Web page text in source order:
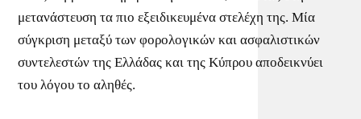
μετανάστευση τα πιο εξειδικευμένα στελέχη της. Μία
σύγκριση μεταξύ των φορολογικών και ασφαλιστικών
συντελεστών της Ελλάδας και της Κύπρου αποδεικνύει
του λόγου το αληθές.